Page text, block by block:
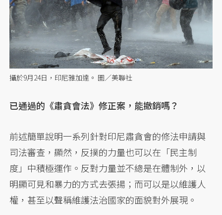
攝於9月24日，印尼雅加達。 圖／美聯社
已通過的《肅貪會法》修正案，能撤銷嗎？
前述簡單說明一系列針對印尼肅貪會的修法申請與
司法審查，顯然，反撲的力量也可以在「民主制
度」中積極運作。反對力量並不總是在體制外，以
明顯可見和暴力的方式去張揚；而可以是以維護人
權，甚至以聲稱維護法治國家的面貌對外展現。